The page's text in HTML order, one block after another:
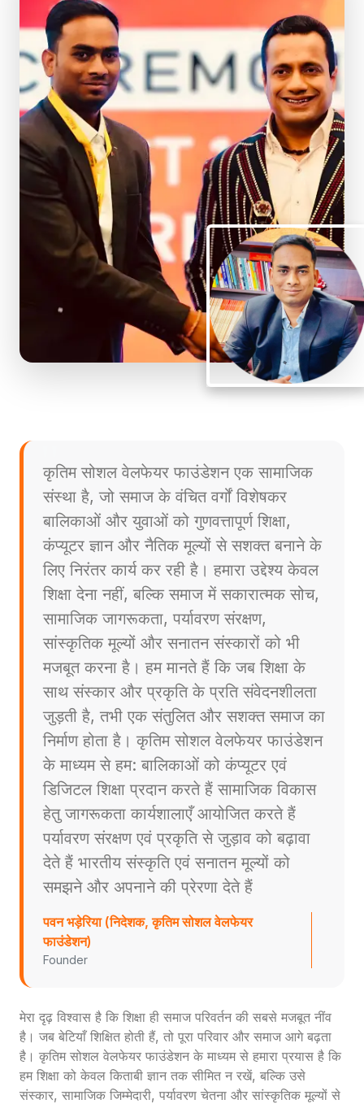
कृतिम सोशल वेलफेयर फाउंडेशन एक सामाजिक
संस्था है, जो समाज के वंचित वर्गों विशेषकर
बालिकाओं और युवाओं को गुणवत्तापूर्ण शिक्षा,
कंप्यूटर ज्ञान और नैतिक मूल्यों से सशक्त बनाने के
लिए निरंतर कार्य कर रही है। हमारा उद्देश्य केवल
शिक्षा देना नहीं, बल्कि समाज में सकारात्मक सोच,
सामाजिक जागरूकता, पर्यावरण संरक्षण,
सांस्कृतिक मूल्यों और सनातन संस्कारों को भी
मजबूत करना है। हम मानते हैं कि जब शिक्षा के
साथ संस्कार और प्रकृति के प्रति संवेदनशीलता
जुड़ती है, तभी एक संतुलित और सशक्त समाज का
निर्माण होता है। कृतिम सोशल वेलफेयर फाउंडेशन
के माध्यम से हम: बालिकाओं को कंप्यूटर एवं
डिजिटल शिक्षा प्रदान करते हैं सामाजिक विकास
हेतु जागरूकता कार्यशालाएँ आयोजित करते हैं
पर्यावरण संरक्षण एवं प्रकृति से जुड़ाव को बढ़ावा
देते हैं भारतीय संस्कृति एवं सनातन मूल्यों को
समझने और अपनाने की प्रेरणा देते हैं
पवन भड़ेरिया (निदेशक, कृतिम सोशल वेलफेयर
फाउंडेशन)
Founder
मेरा दृढ़ विश्वास है कि शिक्षा ही समाज परिवर्तन की सबसे मजबूत नींव
है। जब बेटियाँ शिक्षित होती हैं, तो पूरा परिवार और समाज आगे बढ़ता
है। कृतिम सोशल वेलफेयर फाउंडेशन के माध्यम से हमारा प्रयास है कि
हम शिक्षा को केवल किताबी ज्ञान तक सीमित न रखें, बल्कि उसे
संस्कार, सामाजिक जिम्मेदारी, पर्यावरण चेतना और सांस्कृतिक मूल्यों से